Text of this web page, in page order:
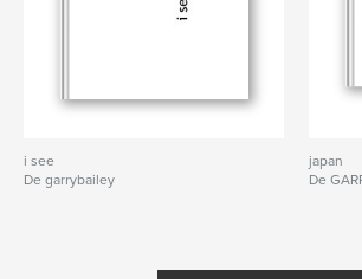
i see
De garrybailey
japan
De